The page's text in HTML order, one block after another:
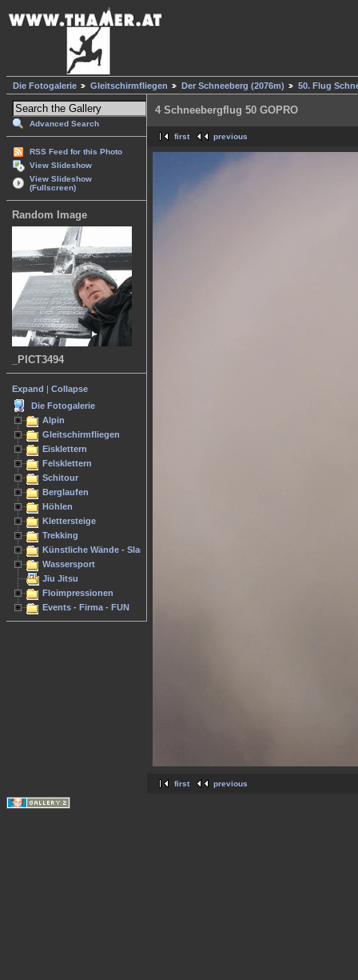
Die Fotogalerie Gleitschirmfliegen Der Schneeberg (2076m) 50. Flug
Advanced Search
RSS Feed for this Photo
View Slideshow
View Slideshow
(Fullscreen)
Random Image
_PICT3494
Expand
Collapse
Die Fotogalerie
Alpin
Gleitschirmfliegen
Eisklettern
Felsklettern
Schitour
Berglaufen
Höhlen
Klettersteige
Trekking
Künstliche Wände - Slacken
Wassersport
Jiu Jitsu
Floimpressionen
Events - Firma - FUN
4 Schneebergflug 50 GOPRO
first previous
first previous